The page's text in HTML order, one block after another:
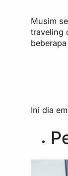
Musim
traveling
Ini dia